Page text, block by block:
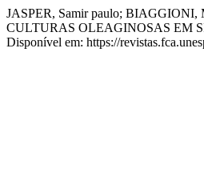
JASPER, Samir paulo;
CULTURAS OLEAGINOSAS EM
Disponível em: https://